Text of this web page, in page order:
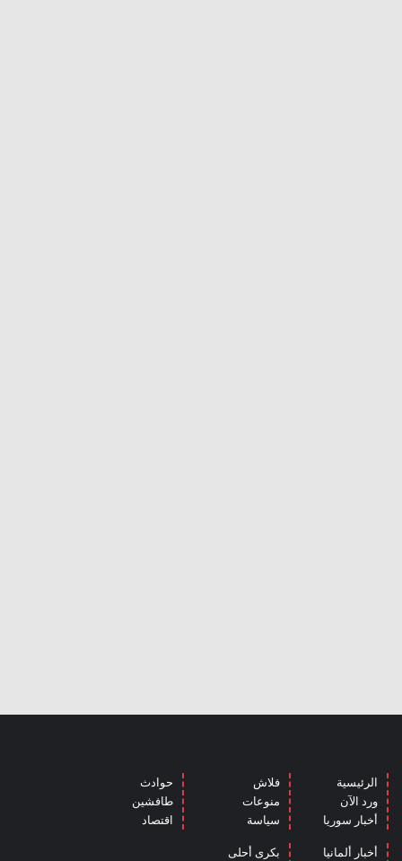
الرئيسية
ورد الآن
أخبار سوريا
فلاش
منوعات
سياسة
حوادث
طافشين
اقتصاد
أخبار ألمانيا بكرى أحلى